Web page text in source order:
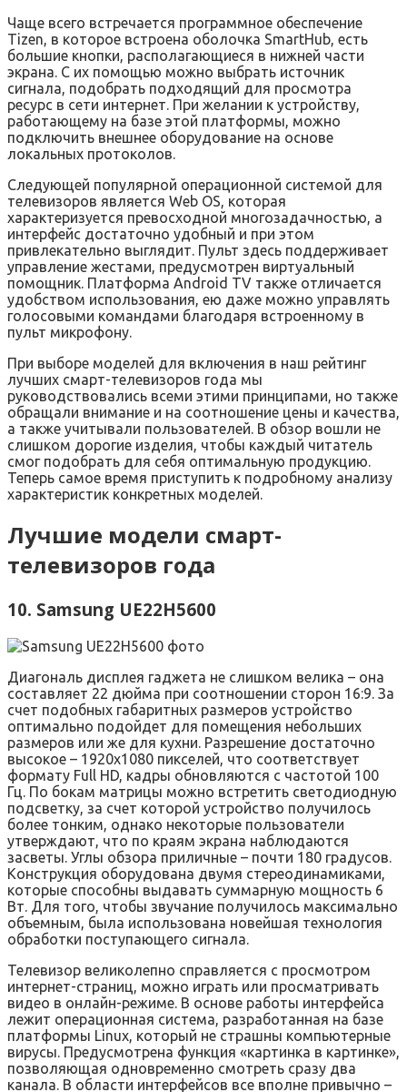
Чаще всего встречается программное обеспечение
Tizen, в которое встроена оболочка SmartHub, есть
большие кнопки, располагающиеся в нижней части
экрана. С их помощью можно выбрать источник
сигнала, подобрать подходящий для просмотра
ресурс в сети интернет. При желании к устройству,
работающему на базе этой платформы, можно
подключить внешнее оборудование на основе
локальных протоколов.
Следующей популярной операционной системой для
телевизоров является Web OS, которая
характеризуется превосходной многозадачностью, а
интерфейс достаточно удобный и при этом
привлекательно выглядит. Пульт здесь поддерживает
управление жестами, предусмотрен виртуальный
помощник. Платформа Android TV также отличается
удобством использования, ею даже можно управлять
голосовыми командами благодаря встроенному в
пульт микрофону.
При выборе моделей для включения в наш рейтинг
лучших смарт-телевизоров года мы
руководствовались всеми этими принципами, но также
обращали внимание и на соотношение цены и качества,
а также учитывали пользователей. В обзор вошли не
слишком дорогие изделия, чтобы каждый читатель
смог подобрать для себя оптимальную продукцию.
Теперь самое время приступить к подробному анализу
характеристик конкретных моделей.
Лучшие модели смарт-
телевизоров года
10. Samsung UE22H5600
Диагональ дисплея гаджета не слишком велика – она
составляет 22 дюйма при соотношении сторон 16:9. За
счет подобных габаритных размеров устройство
оптимально подойдет для помещения небольших
размеров или же для кухни. Разрешение достаточно
высокое – 1920х1080 пикселей, что соответствует
формату Full HD, кадры обновляются с частотой 100
Гц. По бокам матрицы можно встретить светодиодную
подсветку, за счет которой устройство получилось
более тонким, однако некоторые пользователи
утверждают, что по краям экрана наблюдаются
засветы. Углы обзора приличные – почти 180 градусов.
Конструкция оборудована двумя стереодинамиками,
которые способны выдавать суммарную мощность 6
Вт. Для того, чтобы звучание получилось максимально
объемным, была использована новейшая технология
обработки поступающего сигнала.
Телевизор великолепно справляется с просмотром
интернет-страниц, можно играть или просматривать
видео в онлайн-режиме. В основе работы интерфейса
лежит операционная система, разработанная на базе
платформы Linux, который не страшны компьютерные
вирусы. Предусмотрена функция «картинка в картинке»,
позволяющая одновременно смотреть сразу два
канала. В области интерфейсов все вполне привычно –